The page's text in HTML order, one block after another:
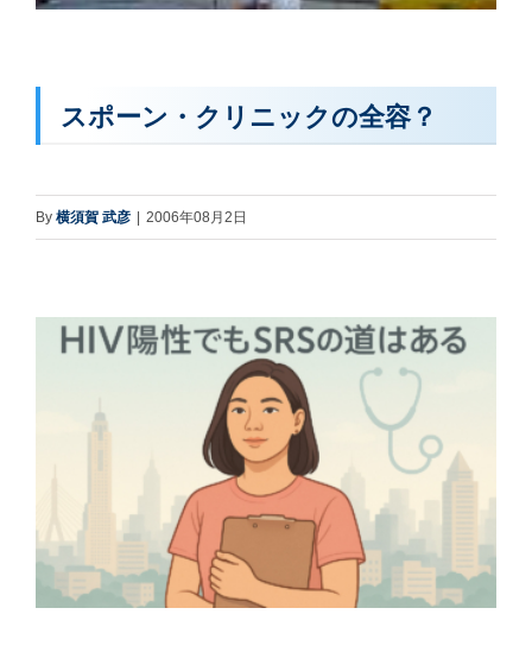
スポーン・クリニックの全容？
By 横須賀 武彦 2006年08月2日